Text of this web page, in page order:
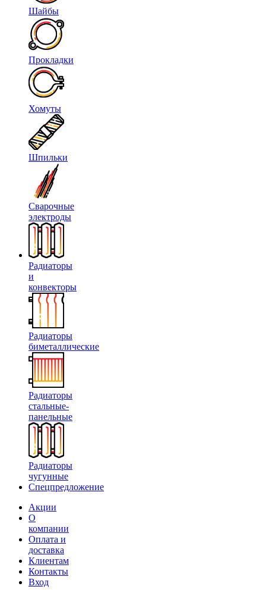
Шайбы
Прокладки
Хомуты
Шпильки
Сварочные
электроды
Радиаторы
и
конвекторы
Радиаторы
биметаллические
Радиаторы
стальные-
панельные
Радиаторы
чугунные
Спецпредложение
Акции
О
компании
Оплата и
доставка
Клиентам
Контакты
Вход